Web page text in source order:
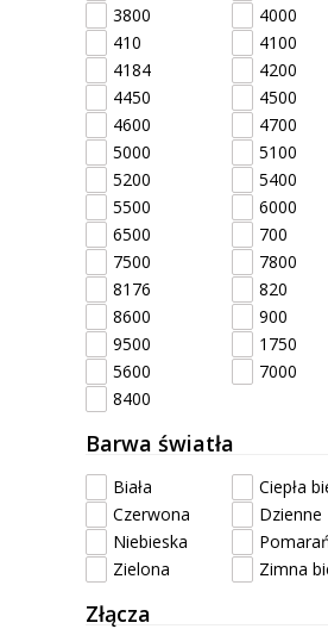
3800
4000
410
4100
4184
4200
4450
4500
4600
4700
5000
5100
5200
5400
5500
6000
6500
700
7500
7800
8176
820
8600
900
9500
1750
5600
7000
8400
Barwa światła
Biała
Ciepła
Czerwona
Dzienne
Niebieska
Zielona
Zimna
Złącza